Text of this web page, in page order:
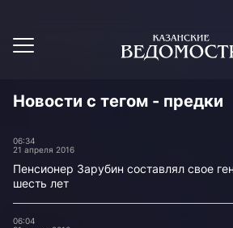
Новости с тегом - предки
06:34
21 апреля 2016
Пенсионер Зарубин составлял свое
шесть лет
06:04